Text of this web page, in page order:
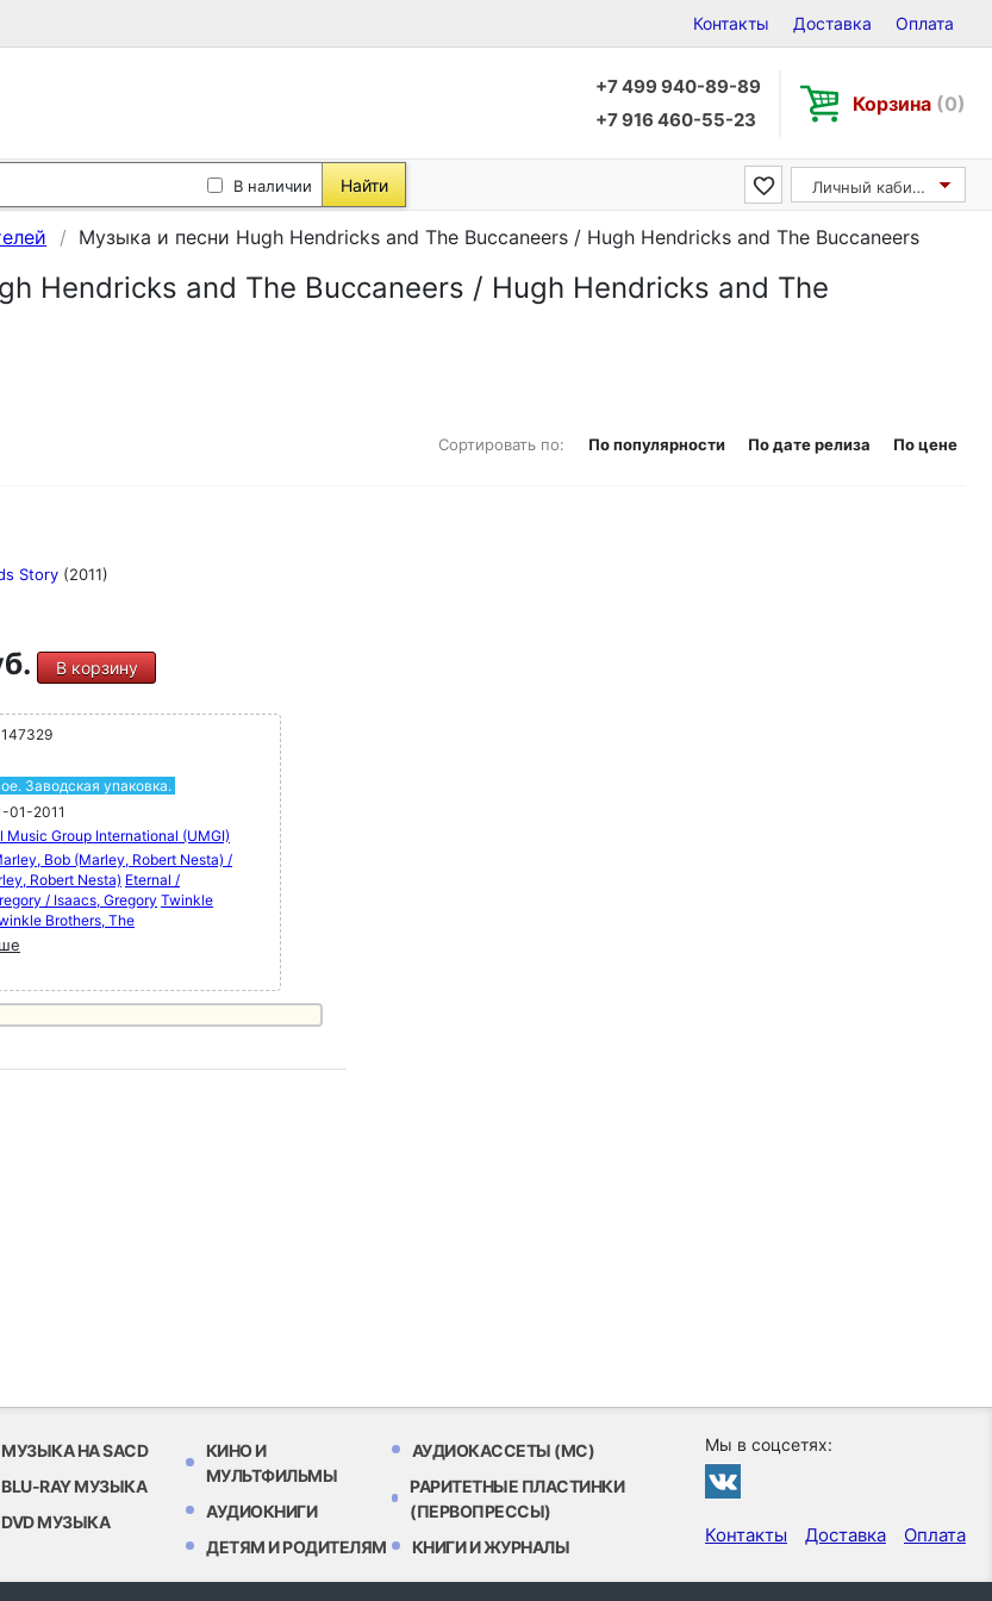
Контакты Доставка Оплата
+7 499 940-89-89
+7 916 460-55-23
Корзина (0)
В наличии Найти Личный кабинет
Музыка и песни Hugh Hendricks and The Buccaneers / Hugh Hendricks and The Buccaneers
Hendricks and The Buccaneers / Hugh Hendricks and The
Сортировать по: По популярности По дате релиза По цене
Story (2011)
В корзину
Заводская упаковка.
01-2011
Music Group International (UMGI)
Bob (Marley, Robert Nesta) /
Robert Nesta) Eternal /
/ Isaacs, Gregory Twinkle
Brothers, The
МУЗЫКА НА SACD
BLU-RAY МУЗЫКА
DVD МУЗЫКА
КИНО И
МУЛЬТФИЛЬМЫ
АУДИОКНИГИ
ДЕТЯМ И РОДИТЕЛЯМ
АУДИОКАССЕТЫ (MC)
РАРИТЕТНЫЕ ПЛАСТИНКИ
(ПЕРВОПРЕССЫ)
КНИГИ И ЖУРНАЛЫ
Мы в соцсетях:
Контакты Доставка Оплата